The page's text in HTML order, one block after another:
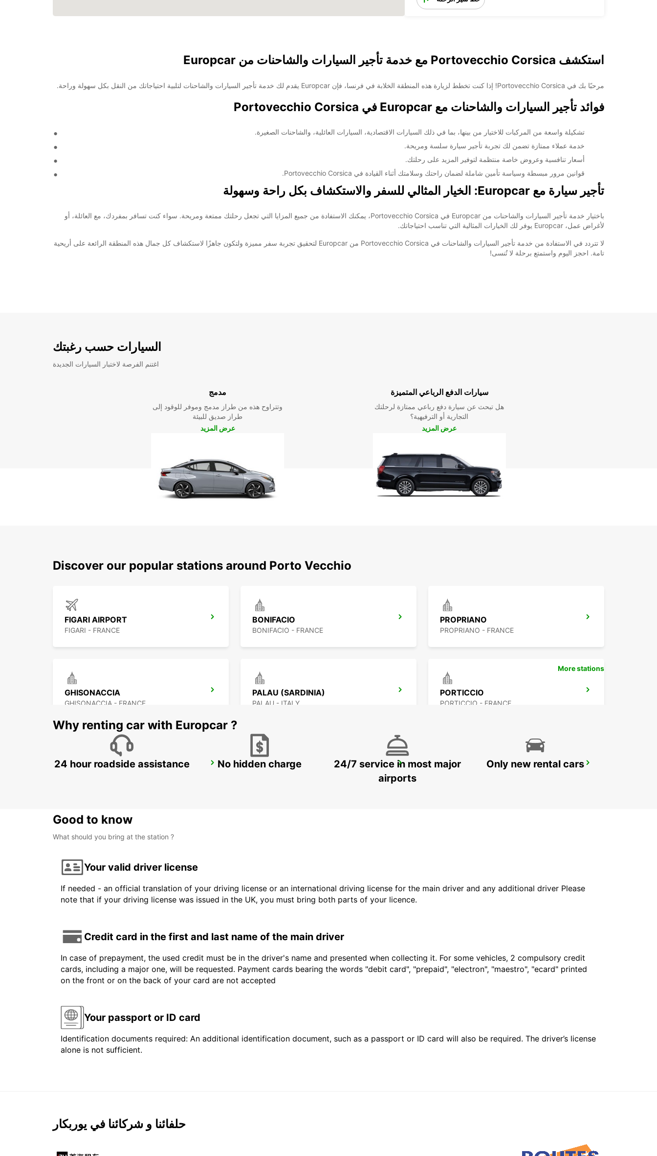
استكشف Portovecchio Corsica مع خدمة تأجير السيارات والشاحنات من Europcar
مرحبًا بك في Portovecchio Corsica! إذا كنت تخطط لزيارة هذه المنطقة الخلابة في فرنسا، فإن Europcar يقدم لك خدمة تأجير السيارات والشاحنات لتلبية احتياجاتك من النقل بكل سهولة وراحة.
فوائد تأجير السيارات والشاحنات مع Europcar في Portovecchio Corsica
تشكيلة واسعة من المركبات للاختيار من بينها، بما في ذلك السيارات الاقتصادية، السيارات العائلية، والشاحنات الصغيرة.
خدمة عملاء ممتازة تضمن لك تجربة تأجير سيارة سلسة ومريحة.
أسعار تنافسية وعروض خاصة منتظمة لتوفير المزيد على رحلتك.
قوانين مرور مبسطة وسياسة تأمين شاملة لضمان راحتك وسلامتك أثناء القيادة في Portovecchio Corsica.
تأجير سيارة مع Europcar: الخيار المثالي للسفر والاستكشاف بكل راحة وسهولة
باختيار خدمة تأجير السيارات والشاحنات من Europcar في Portovecchio Corsica، يمكنك الاستفادة من جميع المزايا التي تجعل رحلتك ممتعة ومريحة. سواء كنت تسافر بمفردك، مع العائلة، أو
لأغراض عمل، Europcar يوفر لك الخيارات المثالية التي تناسب احتياجاتك.
لا تتردد في الاستفادة من خدمة تأجير السيارات والشاحنات في Portovecchio Corsica من Europcar لتحقيق تجربة سفر مميزة ولتكون جاهزًا لاستكشاف كل جمال هذه المنطقة الرائعة على أريحية
تامة. احجز اليوم واستمتع برحلة لا تُنسى!
السيارات حسب رغبتك
اغتنم الفرصة لاختبار السيارات الجديدة
مدمج
وتتراوح هذه من طراز مدمج وموفر للوقود إلى
طراز صديق للبيئة
عرض المزيد
سيارات الدفع الرباعي المتميزة
هل تبحث عن سيارة دفع رباعي ممتازة لرحلتك
التجارية أو الترفيهية؟
عرض المزيد
Discover our popular stations around Porto Vecchio
FIGARI AIRPORT
FIGARI - FRANCE
BONIFACIO
BONIFACIO - FRANCE
PROPRIANO
PROPRIANO - FRANCE
GHISONACCIA
GHISONACCIA - FRANCE
PALAU (SARDINIA)
PALAU - ITALY
PORTICCIO
PORTICCIO - FRANCE
AJACCIO AIRPORT BAIA SARDINIA (SARDINIA) PORTO CERVO (SARDINIA)
More stations
Why renting car with Europcar ?
24 hour roadside assistance No hidden charge
24/7 service in most major
airports
Only new rental cars
Good to know
What should you bring at the station ?
Your valid driver license
If needed - an official translation of your driving license or an international driving license for the main driver and any additional driver Please
note that if your driving license was issued in the UK, you must bring both parts of your licence.
Credit card in the first and last name of the main driver
In case of prepayment, the used credit must be in the driver's name and presented when collecting it. For some vehicles, 2 compulsory credit
cards, including a major one, will be requested. Payment cards bearing the words "debit card", "prepaid", "electron", "maestro", "ecard" printed
on the front or on the back of your card are not accepted
Your passport or ID card
Identification documents required: An additional identification document, such as a passport or ID card will also be required. The driver’s license
alone is not sufficient.
حلفائنا و شركائنا في يوربكار